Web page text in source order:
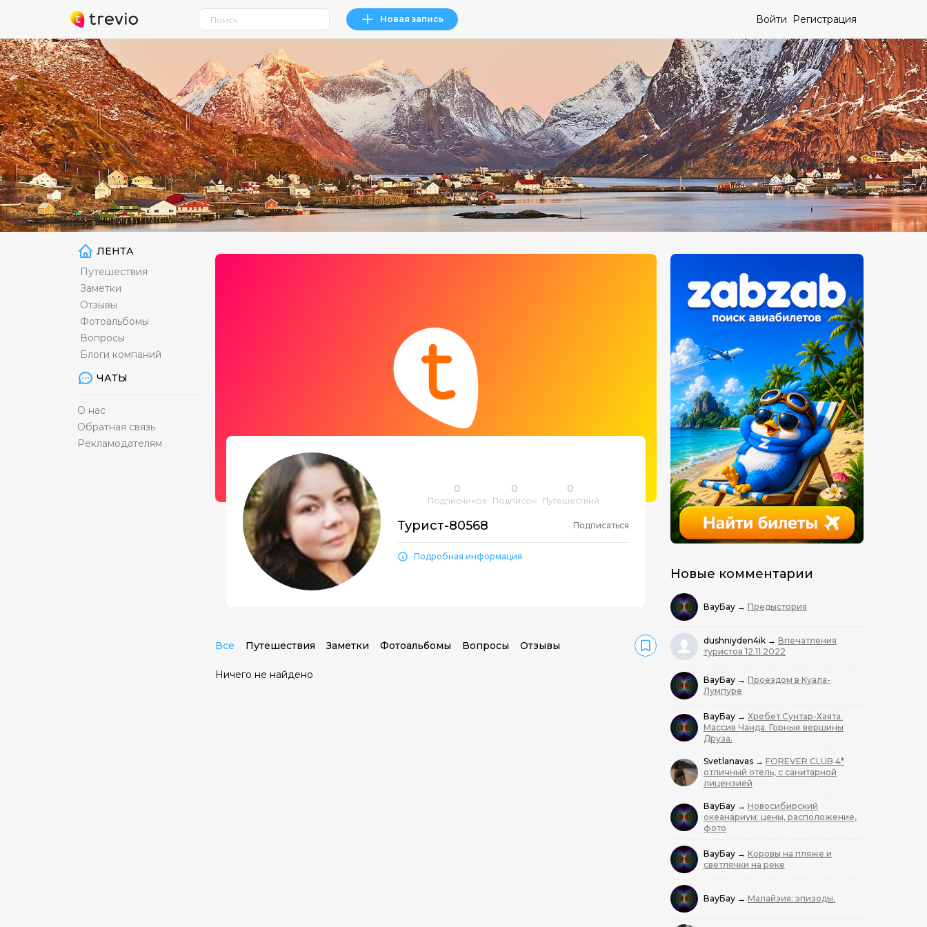
Новая запись Войти Регистрация
ЛЕНТА
Путешествия
Заметки
Отзывы
Фотоальбомы
Вопросы
Блоги компаний
ЧАТЫ
О нас
Обратная связь
Рекламодателям
Новые комментарии
ВауБау → Предыстория
dushniyden4ik → Впечатления
туристов 12.11.2022
ВауБау → Проездом в Куала-
Лумпуре
ВауБау → Хребет Сунтар-Хаята.
Массив Чанда. Горные вершины
Друза.
Svetlanavas → FOREVER CLUB 4*
отличный отель, с санитарной
лицензией
ВауБау → Новосибирский
океанариум: цены, расположение,
фото
ВауБау → Коровы на пляже и
светлячки на реке
ВауБау → Малайзия: эпизоды.
0
Подписчиков
0
Подписок
0
Путешествий
Турист-80568 Подписаться
Подробная информация
Все Путешествия Заметки Фотоальбомы Вопросы Отзывы
Ничего не найдено